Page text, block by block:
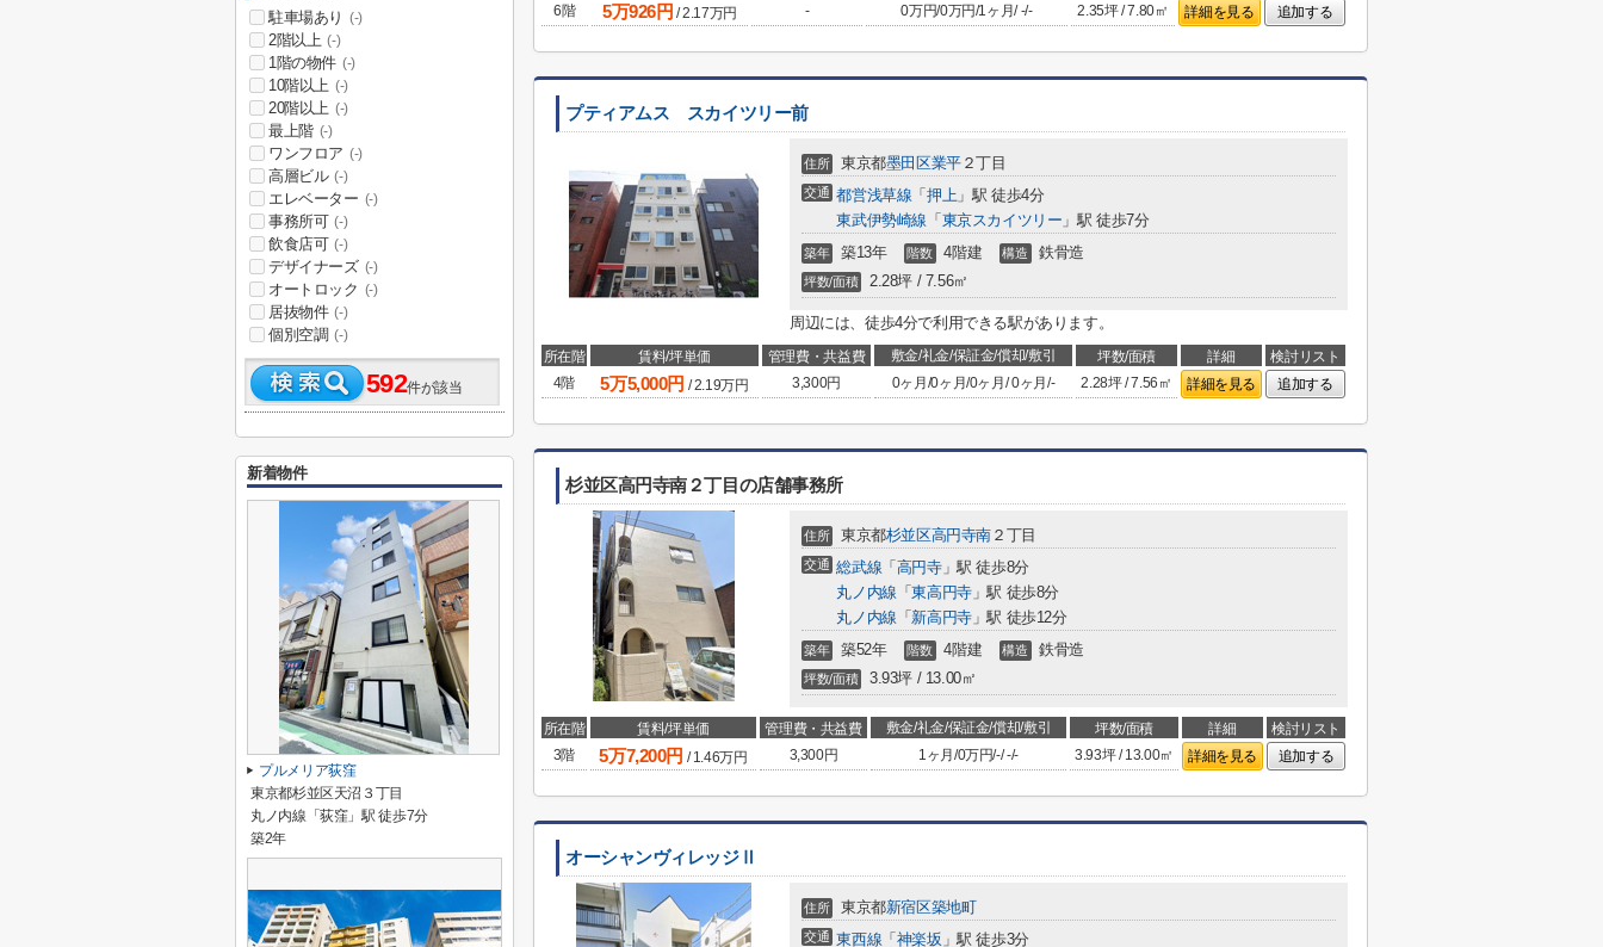
6階
5万926円 /2.17万円 - 0万円/0万円/1ヶ月/-/- 2.35坪 / 7.80㎡ 詳細を見る 追加する
プティアムス スカイツリー前
住所 東京都墨田区業平２丁目
交通 都営浅草線 「 押上」駅 徒歩4分
東武伊勢崎線 「 東京スカイツリー 」駅 徒歩7分
築年 築13年 階数 4階建 構造 鉄骨造
坪数/面積 2.28坪 / 7.56㎡
周辺には、徒歩4分で利用できる駅があります。
所在階 賃料/坪単価 管理費・共益費 敷金/礼金/保証金/償却/敷引 坪数/面積 詳細
検討リスト
4階
5万5,000円 /2.19万円 3,300円 0ヶ月 /0ヶ月/0ヶ月 /0ヶ月/- 2.28坪 / 7.56㎡ 詳細を見る 追加する
杉並区高円寺南２丁目の店舗事務所
住所 東京都杉並区高円寺南 ２丁目
交通 総武線 「 高円寺」駅 徒歩8分
丸ノ内線 「東高円寺」駅 徒歩8分
丸ノ内線 「 新高円寺」駅 徒歩12分
築年 築52年 階数 4階建 構造 鉄骨造
坪数/面積 3.93坪 / 13.00㎡
所在階 賃料/坪単価 管理費・共益費 敷金/礼金/保証金/償却/敷引 坪数/面積 詳細
検討リスト
3階
5万7,200円 /1.46万円 3,300円 1ヶ月 /0万円/-/-/- 3.93坪 / 13.00㎡ 詳細を見る 追加する
オーシャンヴィレッジⅡ
住所 東京都新宿区築地町
交通 東西線 「 神楽坂 」駅 徒歩3分
駐車場あり
(-)
2階以上 (-)
1階の物件 (-)
10階以上 (-)
20階以上 (-)
最上階 (-)
ワンフロア (-)
高層ビル (-)
エレベーター (-)
事務所可 (-)
飲食店可 (-)
デザイナーズ (-)
オートロック (-)
居抜物件 (-)
個別空調 (-)
592件が該当
新着物件
プルメリア荻窪
東京都杉並区天沼３丁目
丸ノ内線「荻窪」駅 徒歩7分
築2年